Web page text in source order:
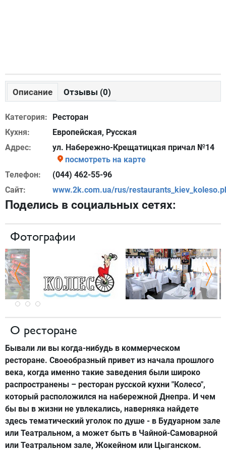
Описание Отзывы (0)
Категория:
Ресторан
Кухня:
Европейская, Русская
Адрес:
ул. Набережно-Крещатицкая причал №14
посмотреть на карте
Телефон:
(044) 462-55-96
Сайт:
www.2k.com.ua/rus/
Поделись в социальных сетях:
Фотографии
О ресторане
Бывали ли вы когда-нибудь в коммерческом
ресторане. Своеобразный привет из начала прошлого
века, когда именно такие заведения были широко
распространены – ресторан русской кухни "Колесо",
который расположился на набережной Днепра. И чем
бы вы в жизни не увлекались, наверняка найдете
здесь тематический уголок по душе - в Будуарном зале
или Театральном, а может быть в Чайной-Самоварной
или Театральном зале, Жокейном или Цыганском.